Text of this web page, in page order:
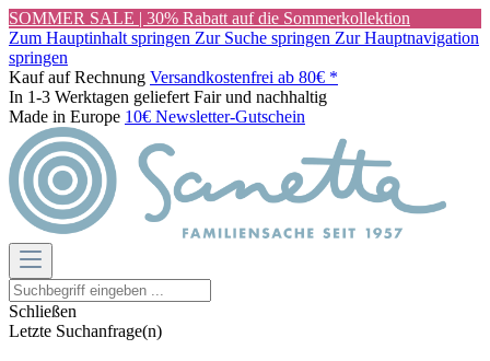
SOMMER SALE | 30% Rabatt auf die Sommerkollektion
Zum Hauptinhalt springen Zur Suche springen Zur Hauptnavigation
springen
Kauf auf Rechnung Versandkostenfrei ab 80€ *
In 1-3 Werktagen geliefert Fair und nachhaltig
Made in Europe 10€ Newsletter-Gutschein
Schließen
Letzte Suchanfrage(n)